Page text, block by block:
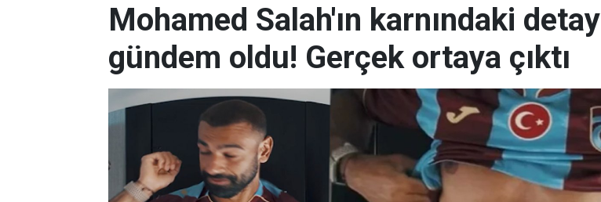
Mohamed Salah'ın karnındaki detay
gündem oldu! Gerçek ortaya çıktı